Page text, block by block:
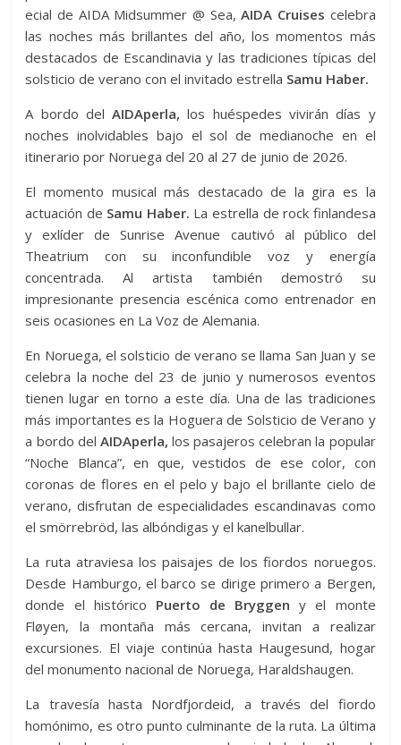
ecial de AIDA Midsummer @ Sea, AIDA Cruises celebra
las noches más brillantes del año, los momentos más
destacados de Escandinavia y las tradiciones típicas del
solsticio de verano con el invitado estrella Samu Haber.
A bordo del AIDAperla, los huéspedes vivirán días y
noches inolvidables bajo el sol de medianoche en el
itinerario por Noruega del 20 al 27 de junio de 2026.
El momento musical más destacado de la gira es la
actuación de Samu Haber. La estrella de rock finlandesa
y exlíder de Sunrise Avenue cautivó al público del
Theatrium con su inconfundible voz y energía
concentrada. Al artista también demostró su
impresionante presencia escénica como entrenador en
seis ocasiones en La Voz de Alemania.
En Noruega, el solsticio de verano se llama San Juan y se
celebra la noche del 23 de junio y numerosos eventos
tienen lugar en torno a este día. Una de las tradiciones
más importantes es la Hoguera de Solsticio de Verano y
a bordo del AIDAperla, los pasajeros celebran la popular
“Noche Blanca”, en que, vestidos de ese color, con
coronas de flores en el pelo y bajo el brillante cielo de
verano, disfrutan de especialidades escandinavas como
el smörrebröd, las albóndigas y el kanelbullar.
La ruta atraviesa los paisajes de los fiordos noruegos.
Desde Hamburgo, el barco se dirige primero a Bergen,
donde el histórico Puerto de Bryggen y el monte
Fløyen, la montaña más cercana, invitan a realizar
excursiones. El viaje continúa hasta Haugesund, hogar
del monumento nacional de Noruega, Haraldshaugen.
La travesía hasta Nordfjordeid, a través del fiordo
homónimo, es otro punto culminante de la ruta. La última